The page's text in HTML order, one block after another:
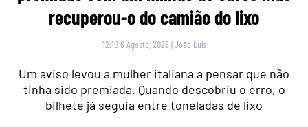
recuperou-o do camião do lixo
12:10 6 Agosto, 2026 |João Luís
Um aviso levou a mulher italiana a pensar que não
tinha sido premiada. Quando descobriu o erro, o
bilhete já seguia entre toneladas de lixo